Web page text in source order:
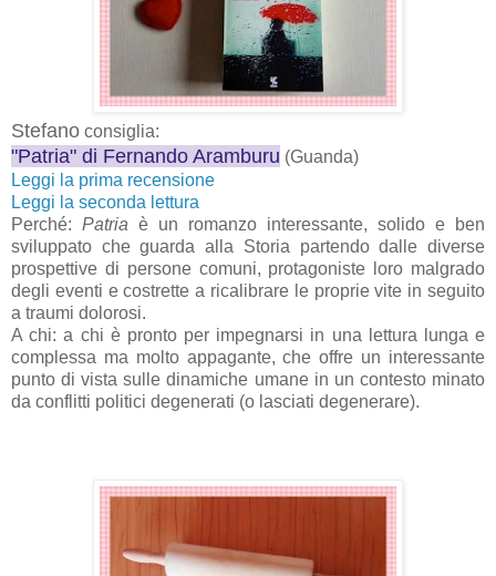
Stefano consiglia:
"Patria" di Fernando Aramburu (Guanda)
Leggi la prima recensione
Leggi la seconda lettura
Perché: Patria è un romanzo interessante, solido e ben
sviluppato che guarda alla Storia partendo dalle diverse
prospettive di persone comuni, protagoniste loro malgrado
degli eventi e costrette a ricalibrare le proprie vite in seguito
a traumi dolorosi.
A chi: a chi è pronto per impegnarsi in una lettura lunga e
complessa ma molto appagante, che offre un interessante
punto di vista sulle dinamiche umane in un contesto minato
da conflitti politici degenerati (o lasciati degenerare).